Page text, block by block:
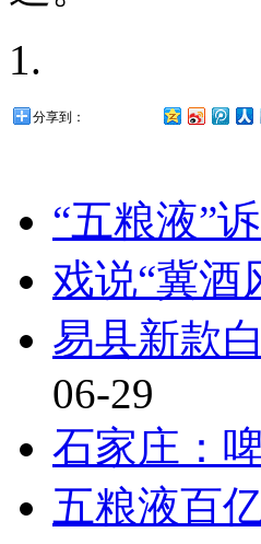
分享到：
“五粮液”
戏说“冀酒
易县新款
06-29
石家庄：
五粮液百